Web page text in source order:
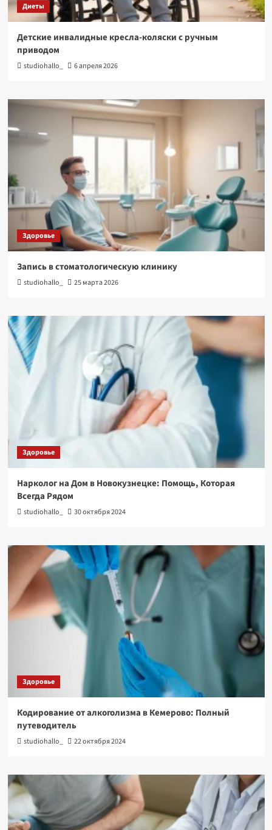
Диеты
Детские инвалидные кресла-коляски с ручным
приводом
studiohallo_ 6 апреля 2026
Здоровье
Запись в стоматологическую клинику
studiohallo_ 25 марта 2026
Здоровье
Нарколог на Дом в Новокузнецке: Помощь, Которая
Всегда Рядом
studiohallo_ 30 октября 2024
Здоровье
Кодирование от алкоголизма в Кемерово: Полный
путеводитель
studiohallo_ 22 октября 2024